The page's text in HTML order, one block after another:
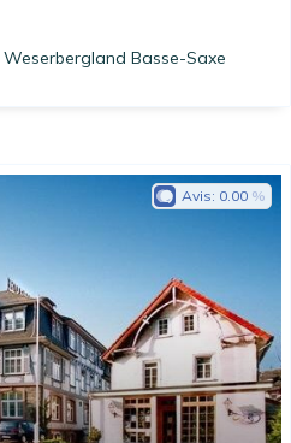
Weserbergland Basse-Saxe
Avis: 0.00